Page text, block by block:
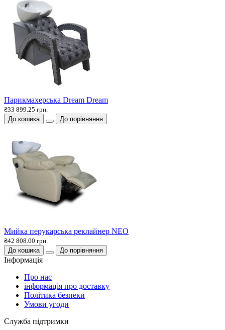
Парикмахерська Dream Dream
₴33 899.25 грн.
До кошика
До порівняння
Мийка перукарська реклайнер NEO
₴42 808.00 грн.
До кошика
До порівняння
Інформація
Про нас
інформація про доставку
Політика безпеки
Умови угоди
Служба підтримки